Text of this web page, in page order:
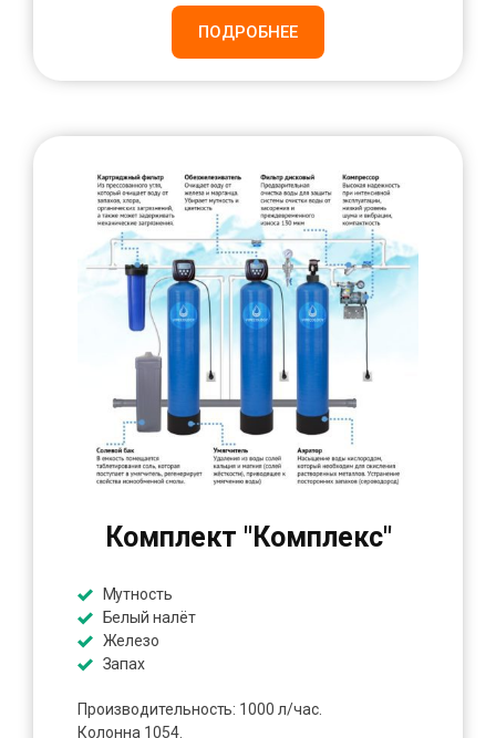
ПОДРОБНЕЕ
Комплект "Комплекс"
Мутность
Белый налёт
Железо
Запах
Производительность: 1000 л/час.
Колонна 1054.